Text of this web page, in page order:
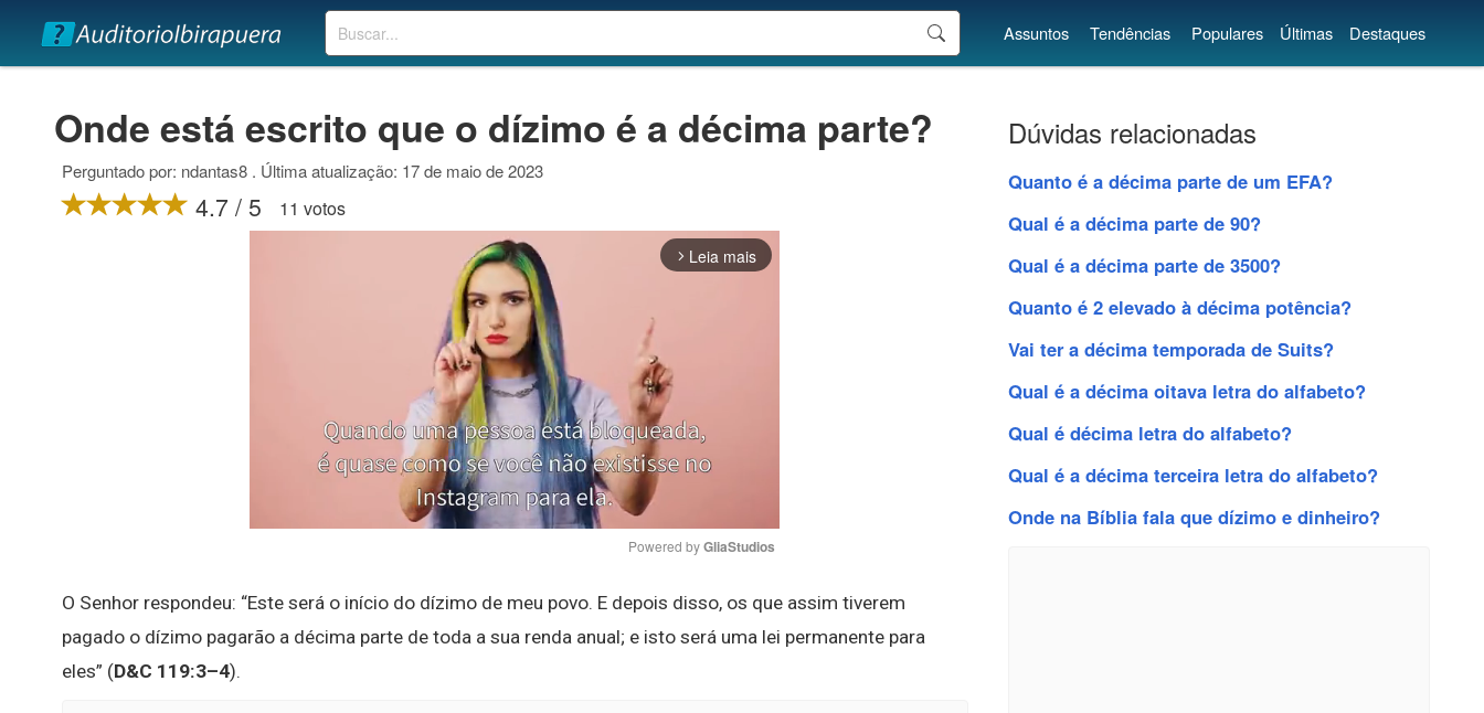
Buscar Assuntos Tendências Populares Últimas Destaques
Onde está escrito que o dízimo é a décima parte?
Perguntado por: ndantas8 . Última atualização: 17 de maio de 2023
4.7 / 5 11 votos
arrow_forward_ios Leia mais
Mute
Powered by GliaStudios
O Senhor respondeu: “Este será o início do dízimo de meu povo. E depois disso, os que assim tiverem
pagado o dízimo pagarão a décima parte de toda a sua renda anual; e isto será uma lei permanente para
eles” (D&C 119:3–4).
Dúvidas relacionadas
Quanto é a décima parte de um EFA?
Qual é a décima parte de 90?
Qual é a décima parte de 3500?
Quanto é 2 elevado à décima potência?
Vai ter a décima temporada de Suits?
Qual é a décima oitava letra do alfabeto?
Qual é décima letra do alfabeto?
Qual é a décima terceira letra do alfabeto?
Onde na Bíblia fala que dízimo e dinheiro?